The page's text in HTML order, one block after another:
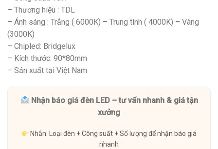
– Thương hiệu : TDL
– Ánh sáng : Trắng ( 6000K) – Trung tính ( 4000K) – Vàng
(3000K)
– Chipled: Bridgelux
– Kích thước: 90*80mm
– Sản xuất tại Việt Nam
Nhận báo giá đèn LED – tư vấn nhanh & giá tận
xưởng
Nhắn: Loại đèn + Công suất + Số lượng để nhận báo giá
nhanh